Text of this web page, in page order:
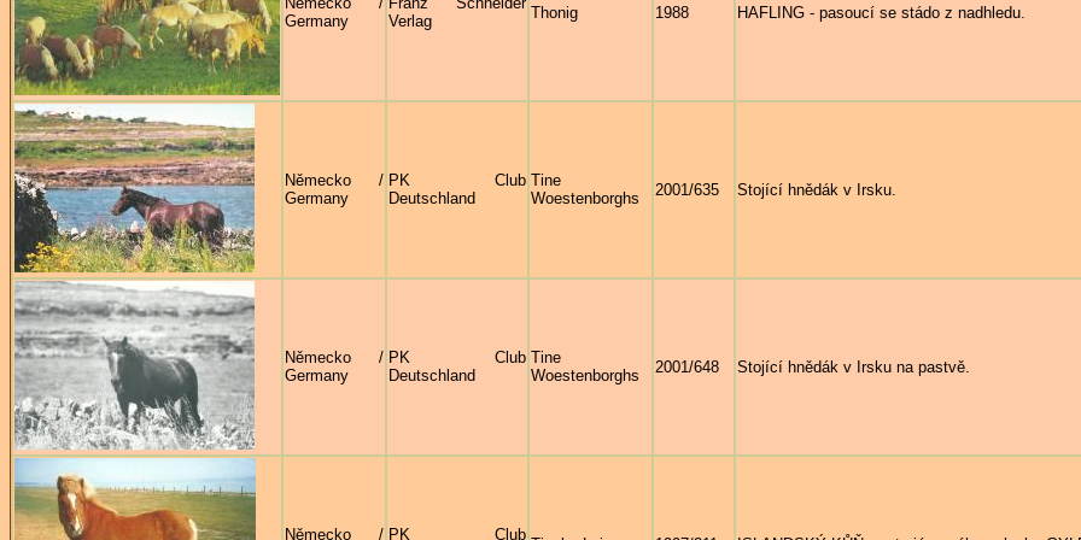
Germany
Verlag
Thonig 1988 HAFLING - pasoucí se stádo z nadhledu.
Německo /
Germany
PK Club
Deutschland
Tine
Woestenborghs
2001/635 Stojící hnědák v Irsku.
Německo /
Germany
PK Club
Deutschland
Tine
Woestenborghs
2001/648 Stojící hnědák v Irsku na pastvě.
Německo / PK Club